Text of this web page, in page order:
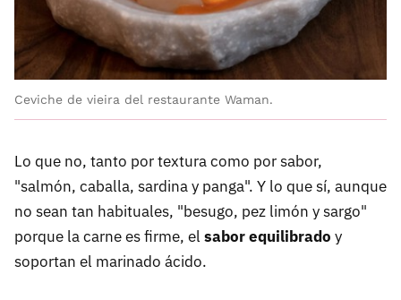
Ceviche de vieira del restaurante Waman.
Lo que no, tanto por textura como por sabor,
"salmón, caballa, sardina y panga". Y lo que sí, aunque
no sean tan habituales, "besugo, pez limón y sargo"
porque la carne es firme, el sabor equilibrado y
soportan el marinado ácido.